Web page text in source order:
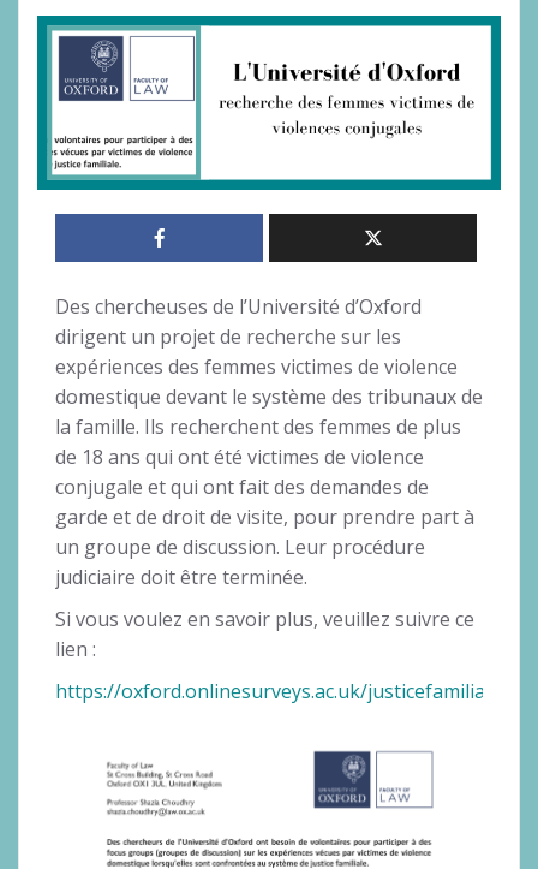
Des chercheuses de l’Université d’Oxford
dirigent un projet de recherche sur les
expériences des femmes victimes de violence
domestique devant le système des tribunaux de
la famille. Ils recherchent des femmes de plus
de 18 ans qui ont été victimes de violence
conjugale et qui ont fait des demandes de
garde et de droit de visite, pour prendre part à
un groupe de discussion. Leur procédure
judiciaire doit être terminée.
Si vous voulez en savoir plus, veuillez suivre ce
lien :
https://oxford.onlinesurveys.ac.uk/justicefamiliale